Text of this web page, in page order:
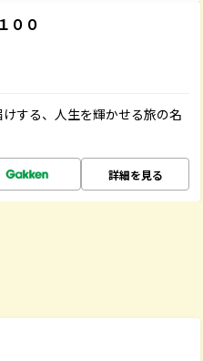
００
する、人生を輝かせる旅の名
詳細を見る